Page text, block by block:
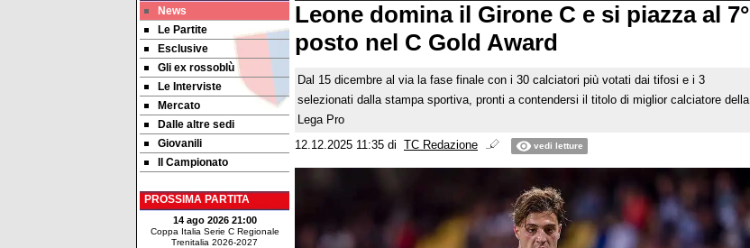
News
Le Partite
Esclusive
Gli ex rossoblù
Le Interviste
Mercato
Dalle altre sedi
Giovanili
Il Campionato
PROSSIMA PARTITA
14 ago 2026 21:00
Coppa Italia Serie C Regionale
Trenitalia 2026-2027
Leone domina il Girone C e si piazza al 7°
posto nel C Gold Award
Dal 15 dicembre al via la fase finale con i 30 calciatori più votati dai tifosi e i 3
selezionati dalla stampa sportiva, pronti a contendersi il titolo di miglior calciatore della
Lega Pro
12.12.2025 11:35 di TC Redazione vedi letture